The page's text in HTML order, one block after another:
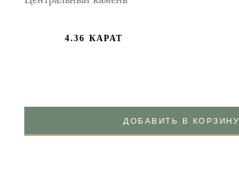
4.36 КАРАТ
ДОБАВИТЬ В КОРЗИНУ